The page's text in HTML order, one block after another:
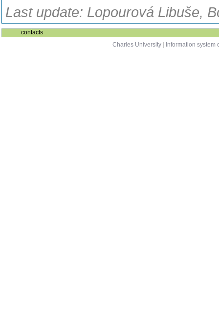
Last update: Lopourová Libuše,
contacts
Charles University
Information